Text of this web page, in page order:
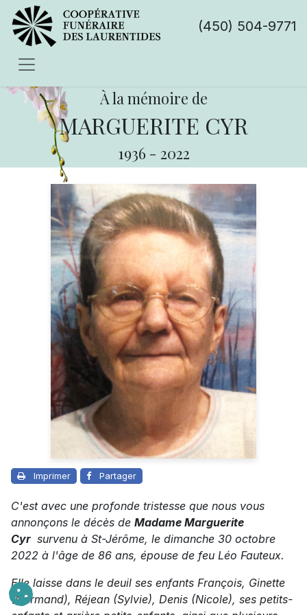
(450) 504-9771
À la mémoire de
MARGUERITE CYR
1936 - 2022
Imprimer Partager
C'est avec une profonde tristesse que nous vous
annonçons le décès de Madame Marguerite
Cyr survenu à St-Jérôme, le dimanche 30 octobre
2022 à l'âge de 86 ans, épouse de feu Léo Fauteux.
Elle laisse dans le deuil ses enfants François, Ginette
(Normand), Réjean (Sylvie), Denis (Nicole), ses petits-